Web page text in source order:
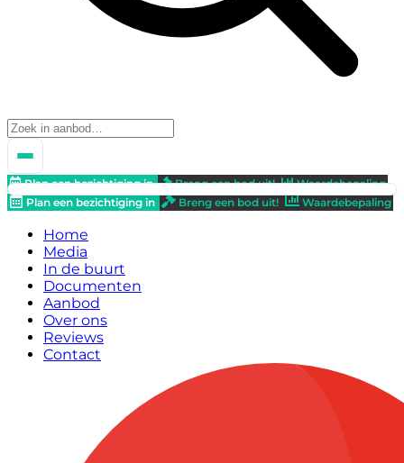
Plan een bezichtiging in Breng een bod uit!
Waardebepaling
Plan een bezichtiging in
Breng een bod uit! Waardebepaling
Home
Media
In de buurt
Documenten
Aanbod
Over ons
Reviews
Contact